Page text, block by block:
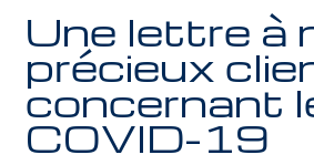
Une lettre à
précieux
concernant
COVID-19